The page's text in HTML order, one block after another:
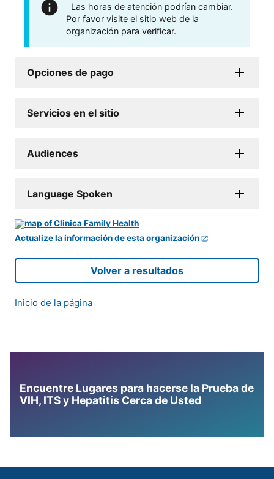
Las horas de atención podrían cambiar.
Por favor visite el sitio web de la
organización para verificar.
Opciones de pago
Servicios en el sitio
Audiences
Language Spoken
Actualize la información de esta organización
Volver a resultados
Inicio de la página
Encuentre Lugares para hacerse la Prueba de
VIH, ITS y Hepatitis Cerca de Usted